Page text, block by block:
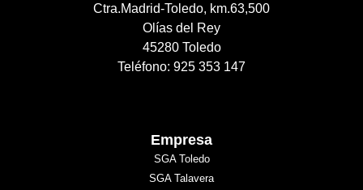
Ctra.Madrid-Toledo, km.63,500
Olías del Rey
45280 Toledo
Teléfono: 925 353 147
Empresa
SGA Toledo
SGA Talavera